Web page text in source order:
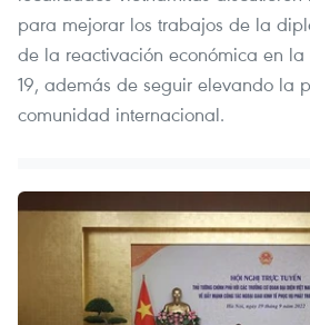
para mejorar los trabajos de la
de la reactivación económica en
19, además de seguir elevando la
comunidad internacional.